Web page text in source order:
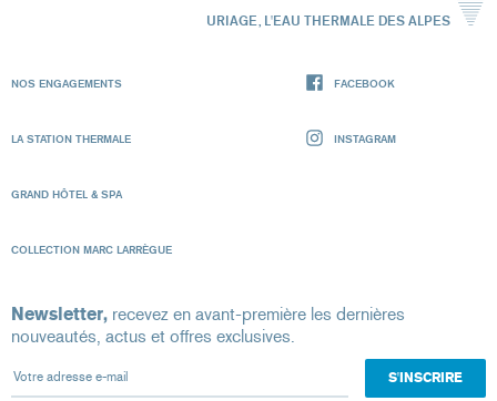
URIAGE, L'EAU THERMALE DES ALPES
NOS ENGAGEMENTS
LA STATION THERMALE
GRAND HÔTEL & SPA
COLLECTION MARC LARRÈGUE
FACEBOOK
INSTAGRAM
Newsletter, recevez en avant-première les dernières
nouveautés, actus et offres exclusives.
Votre adresse e-mail